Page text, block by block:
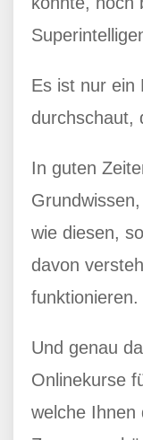
Es ist nur ein
durchschaut,
In guten
wie diesen,
davon
funktionieren.
Und genau
Onlinekurse
welche Ihnen